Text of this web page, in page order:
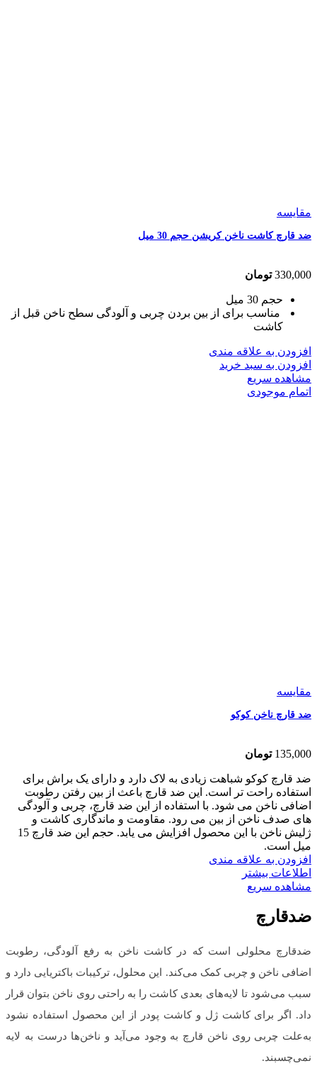
مقایسه
ضد قارچ کاشت ناخن کریشن حجم 30 میل
330,000 تومان
حجم 30 میل
مناسب برای از بین بردن چربی و آلودگی سطح ناخن قبل از
کاشت
افزودن به علاقه مندی
افزودن به سبد خرید
مشاهده سریع
اتمام موجودی
مقایسه
ضد قارچ ناخن کوکو
135,000 تومان
ضد قارچ کوکو شباهت زیادی به لاک دارد و دارای یک براش برای
استفاده راحت تر است. این ضد قارچ باعث از بین رفتن رطوبت
اضافی ناخن می شود. با استفاده از این ضد قارچ، چربی و آلودگی
های صدف ناخن از بین می رود. مقاومت و ماندگاری کاشت و
ژلیش ناخن با این محصول افزایش می یابد. حجم این ضد قارچ 15
میل است.
افزودن به علاقه مندی
اطلاعات بیشتر
مشاهده سریع
ضدقارچ
ضدقارچ محلولی است که در کاشت ناخن به رفع آلودگی، رطوبت
اضافی ناخن و چربی کمک می‌کند. این محلول، ترکیبات باکتریایی دارد و
سبب می‌شود تا لایه‌های بعدی کاشت را به راحتی روی ناخن بتوان قرار
داد. اگر برای کاشت ژل و کاشت پودر از این محصول استفاده نشود
به‌علت چربی روی ناخن قارچ به وجود می‌آید و ناخن‌ها درست به لایه
نمی‌چسبند.